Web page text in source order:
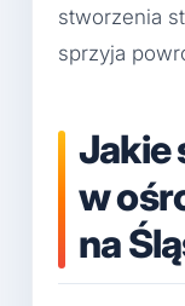
stworzenia
sprzyja
Jakie
w
na